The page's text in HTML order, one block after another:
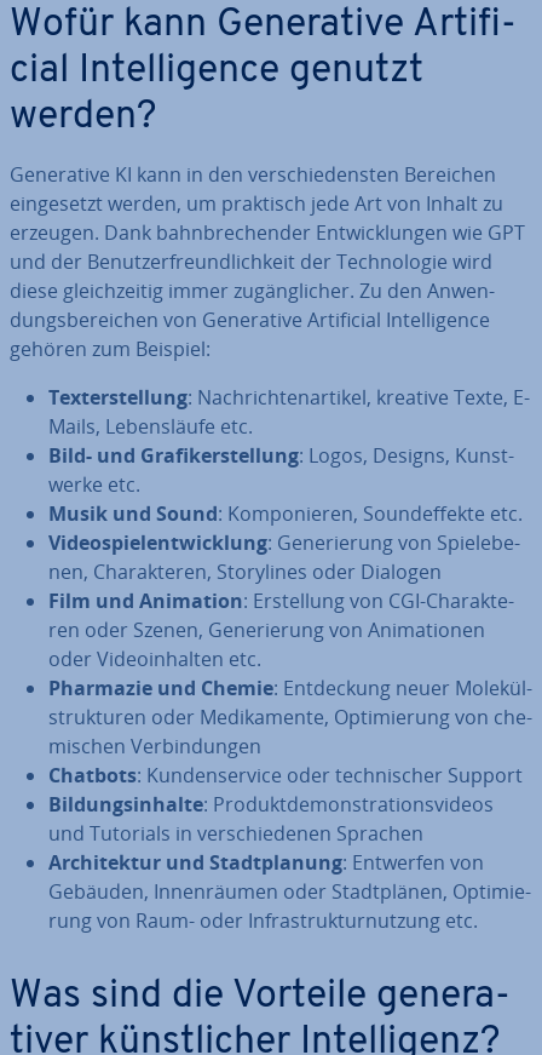
Wofür kann Ge­ne­ra­ti­ve Ar­ti­fi­
ci­al In­tel­li­gence genutzt
werden?
Ge­ne­ra­ti­ve KI kann in den ver­schie­dens­ten Bereichen
ein­ge­setzt werden, um praktisch jede Art von Inhalt zu
erzeugen. Dank bahn­bre­chen­der Ent­wick­lun­gen wie GPT
und der Be­nut­zer­freund­lich­keit der Tech­no­lo­gie wird
diese gleich­zei­tig immer zu­gäng­li­cher. Zu den An­wen­
dungs­be­rei­chen von Ge­ne­ra­ti­ve Ar­ti­fi­ci­al In­tel­li­gence
gehören zum Beispiel:
Tex­terstel­lung: Nach­rich­ten­ar­ti­kel, kreative Texte, E-
Mails, Le­bens­läu­fe etc.
Bild- und Gra­fik­erstel­lung: Logos, Designs, Kunst­
wer­ke etc.
Musik und Sound: Kom­po­nie­ren, Sound­ef­fek­te etc.
Vi­deo­spiel­ent­wick­lung: Ge­ne­rie­rung von Spiel­ebe­
nen, Cha­rak­te­ren, Sto­ry­li­nes oder Dialogen
Film und Animation: Er­stel­lung von CGI-Cha­rak­te­
ren oder Szenen, Ge­ne­rie­rung von Ani­ma­tio­nen
oder Vi­deo­in­hal­ten etc.
Pharmazie und Chemie: Ent­de­ckung neuer Mo­le­kül­
struk­tu­ren oder Me­di­ka­men­te, Op­ti­mie­rung von che­
mi­schen Ver­bin­dun­gen
Chatbots: Kun­den­ser­vice oder tech­ni­scher Support
Bil­dungs­in­hal­te: Pro­dukt­de­mons­tra­ti­ons­vi­de­os
und Tutorials in ver­schie­de­nen Sprachen
Ar­chi­tek­tur und Stadt­pla­nung: Entwerfen von
Gebäuden, In­nen­räu­men oder Stadt­plä­nen, Op­ti­mie­
rung von Raum- oder In­fra­struk­tur­nut­zung etc.
Was sind die Vorteile ge­ne­ra­
ti­ver künst­li­cher In­tel­li­genz?